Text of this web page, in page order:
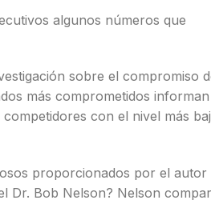
algunos números que
sobre el compromiso
más comprometidos
con el nivel más
proporcionados por el autor
Dr. Bob Nelson? Nelson